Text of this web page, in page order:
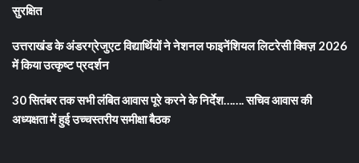
सुरक्षित
उत्तराखंड के अंडरग्रेजुएट विद्यार्थियों ने नेशनल फाइनेंशियल लिटरेसी क्विज़ 2026
में किया उत्कृष्ट प्रदर्शन
30 सितंबर तक सभी लंबित आवास पूरे करने के निर्देश……. सचिव आवास की
अध्यक्षता में हुई उच्चस्तरीय समीक्षा बैठक